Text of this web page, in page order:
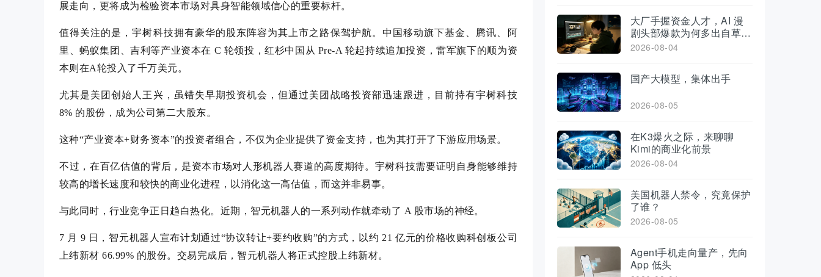
展走向，更将成为检验资本市场对具身智能领域信心的重要标杆。
值得关注的是，宇树科技拥有豪华的股东阵容为其上市之路保驾护航。中国移动旗下基金、腾讯、阿
里、蚂蚁集团、吉利等产业资本在 C 轮领投，红杉中国从 Pre-A 轮起持续追加投资，雷军旗下的顺为资
本则在A轮投入了千万美元。
尤其是美团创始人王兴，虽错失早期投资机会，但通过美团战略投资部迅速跟进，目前持有宇树科技
8% 的股份，成为公司第二大股东。
这种“产业资本+财务资本”的投资者组合，不仅为企业提供了资金支持，也为其打开了下游应用场景。
不过，在百亿估值的背后，是资本市场对人形机器人赛道的高度期待。宇树科技需要证明自身能够维持
较高的增长速度和较快的商业化进程，以消化这一高估值，而这并非易事。
与此同时，行业竞争正日趋白热化。近期，智元机器人的一系列动作就牵动了 A 股市场的神经。
7 月 9 日，智元机器人宣布计划通过“协议转让+要约收购”的方式，以约 21 亿元的价格收购科创板公司
上纬新材 66.99% 的股份。交易完成后，智元机器人将正式控股上纬新材。
大厂手握资金人才，AI 漫
剧头部爆款为何多出自草
根？
2026-08-04
国产大模型，集体出手
2026-08-05
在K3爆火之际，来聊聊
Kimi的商业化前景
2026-08-04
美国机器人禁令，究竟保护
了谁？
2026-08-05
Agent手机走向量产，先向
App 低头